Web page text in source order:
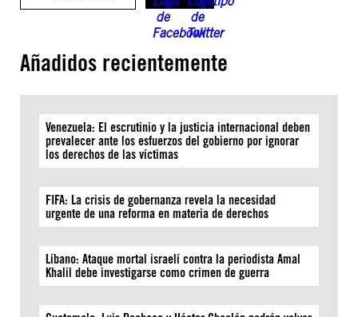
Añadidos recientemente
Venezuela: El escrutinio y la justicia internacional deben
prevalecer ante los esfuerzos del gobierno por ignorar
los derechos de las víctimas
FIFA: La crisis de gobernanza revela la necesidad
urgente de una reforma en materia de derechos
Líbano: Ataque mortal israelí contra la periodista Amal
Khalil debe investigarse como crimen de guerra